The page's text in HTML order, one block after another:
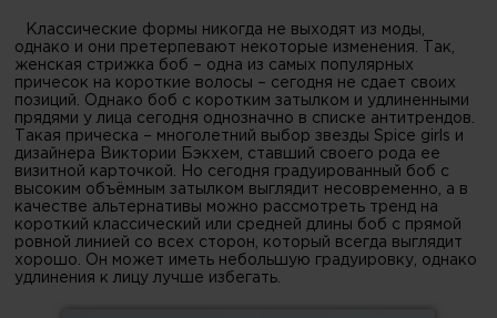
Классические формы никогда не выходят из моды,
однако и они претерпевают некоторые изменения. Так,
женская стрижка боб – одна из самых популярных
причесок на короткие волосы – сегодня не сдает своих
позиций. Однако боб с коротким затылком и удлиненными
прядями у лица сегодня однозначно в списке антитрендов.
Такая прическа – многолетний выбор звезды Spice girls и
дизайнера Виктории Бэкхем, ставший своего рода ее
визитной карточкой. Но сегодня градуированный боб с
высоким объёмным затылком выглядит несовременно, а в
качестве альтернативы можно рассмотреть тренд на
короткий классический или средней длины боб с прямой
ровной линией со всех сторон, который всегда выглядит
хорошо. Он может иметь небольшую градуировку, однако
удлинения к лицу лучше избегать.